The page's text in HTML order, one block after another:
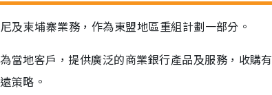
及柬埔寨業務，作為東盟地區重組計劃一部分。
當地客戶，提供廣泛的商業銀行產品及服務，收購有
策略。